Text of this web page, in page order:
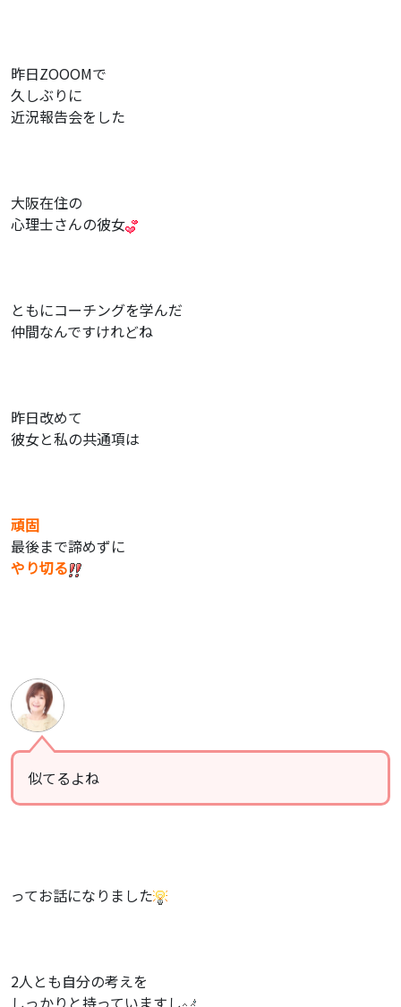
昨日ZOOOMで
久しぶりに
近況報告会をした
大阪在住の
心理士さんの彼女
ともにコーチングを学んだ
仲間なんですけれどね
昨日改めて
彼女と私の共通項は
頑固
最後まで諦めずに
やり切る
似てるよね
ってお話になりました
2人とも自分の考えを